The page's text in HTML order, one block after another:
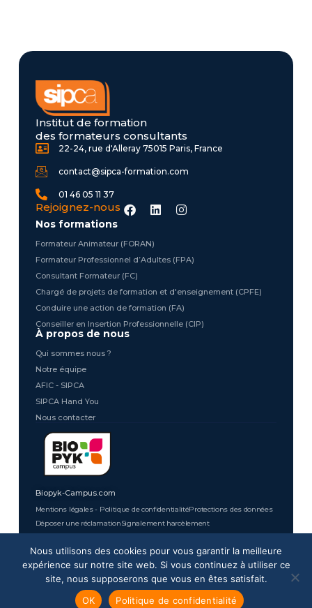
Institut de formation
des formateurs consultants
22-24, rue d'Alleray 75015 Paris, France
contact@sipca-formation.com
01 46 05 11 37
Rejoignez-nous
F
a
e
o
o
k
L
i
d
n
I
n
g
a
Nos formations
Formateur Animateur (FORAN)
Formateur Professionnel d’Adultes (FPA)
Consultant Formateur (FC)
Chargé de projets de formation et d'enseignement (CPFE)
Conduire une action de formation (FA)
Conseiller en Insertion Professionnelle (CIP)
À propos de nous
Qui sommes nous ?
Notre équipe
AFIC - SIPCA
SIPCA Hand You
Nous contacter
Biopyk-Campus.com
Mentions légales - Politique de confidentialitéProtections des données
Déposer une réclamationSignalement harcèlement
SIPCA © 2026 - Tous droits réservés
Nous utilisons des cookies pour vous garantir la meilleure
expérience sur notre site web. Si vous continuez à utiliser ce
site, nous supposerons que vous en êtes satisfait.
OK
Politique de confidentialité